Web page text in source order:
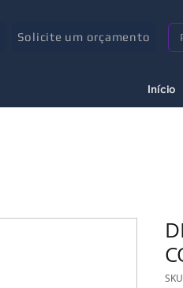
Solicite um orçamento
Início